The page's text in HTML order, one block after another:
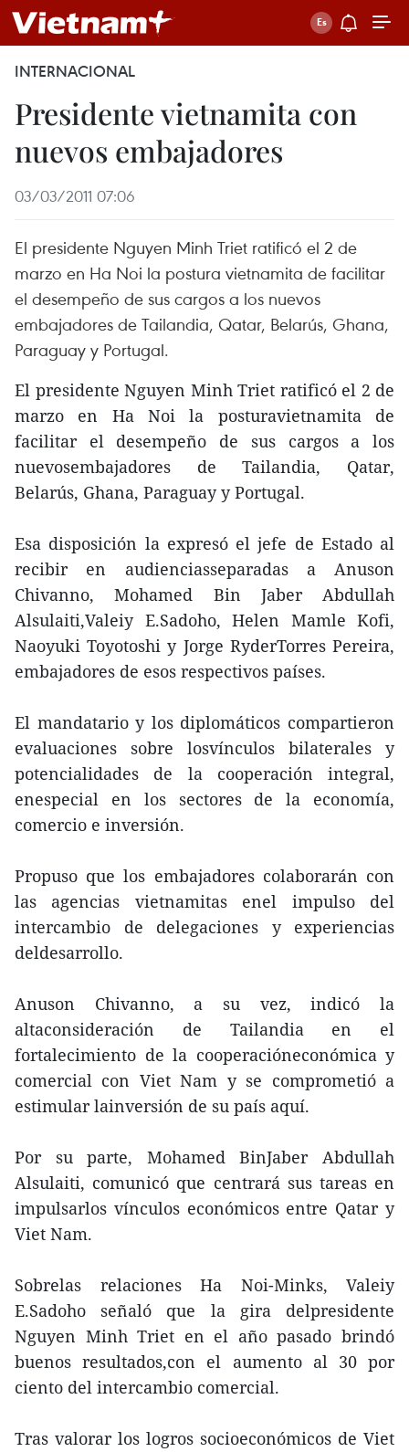
INTERNACIONAL
Presidente vietnamita con
nuevos embajadores
03/03/2011 07:06
El presidente Nguyen Minh Triet ratificó el 2 de
marzo en Ha Noi la postura vietnamita de facilitar
el desempeño de sus cargos a los nuevos
embajadores de Tailandia, Qatar, Belarús, Ghana,
Paraguay y Portugal.
El presidente Nguyen Minh Triet ratificó el 2 de
marzo en Ha Noi la posturavietnamita de
facilitar el desempeño de sus cargos a los
nuevosembajadores de Tailandia, Qatar,
Belarús, Ghana, Paraguay y Portugal.
Esa disposición la expresó el jefe de Estado al
recibir en audienciasseparadas a Anuson
Chivanno, Mohamed Bin Jaber Abdullah
Alsulaiti,Valeiy E.Sadoho, Helen Mamle Kofi,
Naoyuki Toyotoshi y Jorge RyderTorres Pereira,
embajadores de esos respectivos países.
El mandatario y los diplomáticos compartieron
evaluaciones sobre losvínculos bilaterales y
potencialidades de la cooperación integral,
enespecial en los sectores de la economía,
comercio e inversión.
Propuso que los embajadores colaborarán con
las agencias vietnamitas enel impulso del
intercambio de delegaciones y experiencias
deldesarrollo.
Anuson Chivanno, a su vez, indicó la
altaconsideración de Tailandia en el
fortalecimiento de la cooperacióneconómica y
comercial con Viet Nam y se comprometió a
estimular lainversión de su país aquí.
Por su parte, Mohamed BinJaber Abdullah
Alsulaiti, comunicó que centrará sus tareas en
impulsarlos vínculos económicos entre Qatar y
Viet Nam.
Sobrelas relaciones Ha Noi-Minks, Valeiy
E.Sadoho señaló que la gira delpresidente
Nguyen Minh Triet en el año pasado brindó
buenos resultados,con el aumento al 30 por
ciento del intercambio comercial.
Tras valorar los logros socioeconómicos de Viet